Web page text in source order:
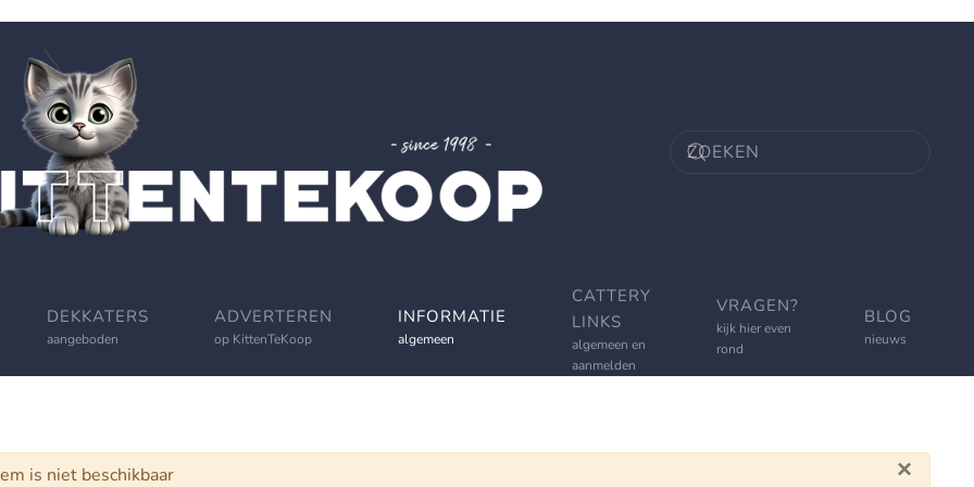
DEKKATERS
aangeboden
ADVERTEREN
op KittenTeKoop
INFORMATIE
algemeen
CATTERY
LINKS
algemeen en
aanmelden
VRAGEN?
kijk hier even
rond
BLOG
nieuws
×
is niet beschikbaar